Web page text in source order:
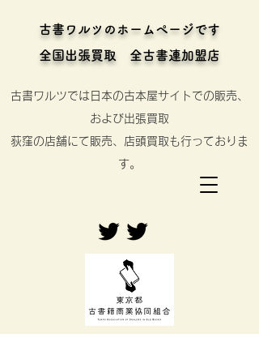
古書ワルツのホームページです
全国出張買取 全古書連加盟店
古書ワルツでは日本の古本屋サイトでの販売、
および出張買取
​荻窪の店舗にて販売、店頭買取も行っておりま
す。